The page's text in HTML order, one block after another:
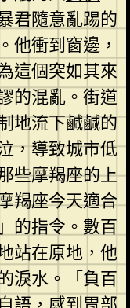
君隨意亂踢的
他衝到窗邊，
這個突如其來
的混亂。街道
地流下鹹鹹的
，導致城市低
些摩羯座的上
羯座今天適合
的指令。數百
站在原地，他
淚水。「負百